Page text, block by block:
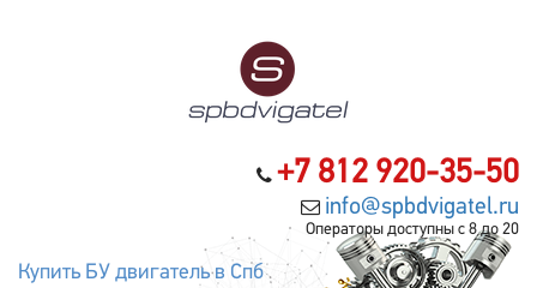
+7 812 920-35-50
info@spbdvigatel.ru
Операторы доступны с 8 до 20
Купить БУ двигатель в Спб